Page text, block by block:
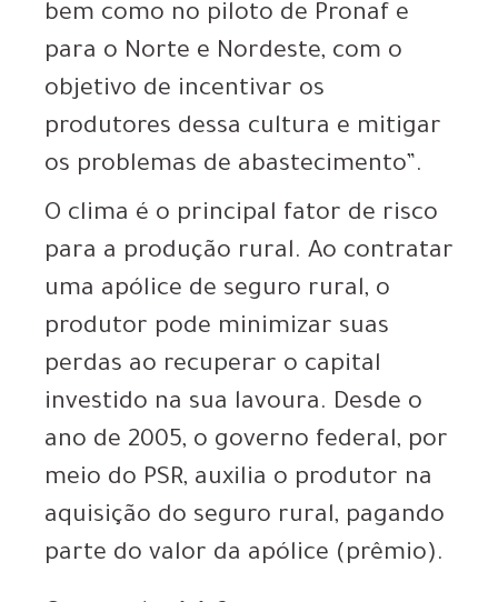
bem como no piloto de Pronaf e
para o Norte e Nordeste, com o
objetivo de incentivar os
produtores dessa cultura e mitigar
os problemas de abastecimento”.
O clima é o principal fator de risco
para a produção rural. Ao contratar
uma apólice de seguro rural, o
produtor pode minimizar suas
perdas ao recuperar o capital
investido na sua lavoura. Desde o
ano de 2005, o governo federal, por
meio do PSR, auxilia o produtor na
aquisição do seguro rural, pagando
parte do valor da apólice (prêmio).